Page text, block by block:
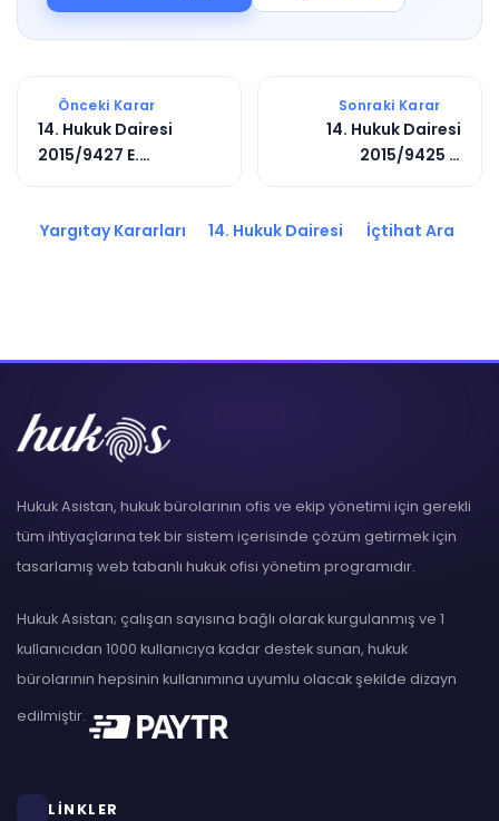
Önceki Karar
14. Hukuk Dairesi
2015/9427 E.
Sonraki Karar
14. Hukuk Dairesi
2015/9425 E.
Yargıtay Kararları 14. Hukuk Dairesi İçtihat Ara
Hukuk Asistan, hukuk bürolarının ofis ve ekip yönetimi için gerekli
tüm ihtiyaçlarına tek bir sistem içerisinde çözüm getirmek için
tasarlamış web tabanlı hukuk ofisi yönetim programıdır.
Hukuk Asistan; çalışan sayısına bağlı olarak kurgulanmış ve 1
kullanıcıdan 1000 kullanıcıya kadar destek sunan, hukuk
bürolarının hepsinin kullanımına uyumlu olacak şekilde dizayn
edilmiştir.
LİNKLER